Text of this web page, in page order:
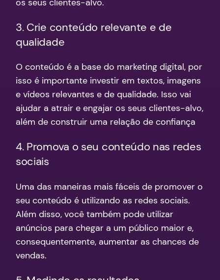
os seus clientes-alvo.
3. Crie conteúdo relevante e de
qualidade
O conteúdo é a base do marketing digital, por
isso é importante investir em textos, imagens
e vídeos relevantes e de qualidade. Isso vai
ajudar a atrair e engajar os seus clientes-alvo,
além de construir uma relação de confiança
4. Promova o seu conteúdo nas redes
sociais
Uma das maneiras mais fáceis de promover o
seu conteúdo é utilizando as redes sociais.
Além disso, você também pode utilizar
anúncios para chegar a um público maior e,
consequentemente, aumentar as chances de
vendas.